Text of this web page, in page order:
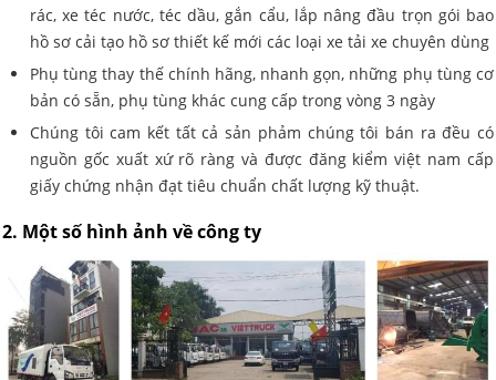
rác, xe téc nước, téc dầu, gắn cẩu, lắp nâng đầu trọn gói bao
hồ sơ cải tạo hồ sơ thiết kế mới các loại xe tải xe chuyên dùng
Phụ tùng thay thế chính hãng, nhanh gọn, những phụ tùng cơ
bản có sẵn, phụ tùng khác cung cấp trong vòng 3 ngày
Chúng tôi cam kết tất cả sản phảm chúng tôi bán ra đều có
nguồn gốc xuất xứ rõ ràng và được đăng kiểm việt nam cấp
giấy chứng nhận đạt tiêu chuẩn chất lượng kỹ thuật.
2. Một số hình ảnh về công ty